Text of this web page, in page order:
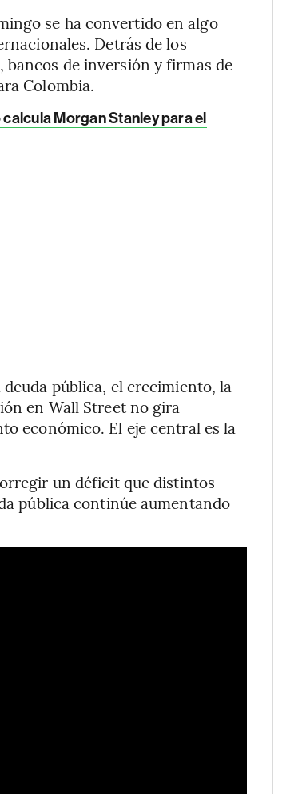
se ha convertido en algo
Detrás de los
bancos de inversión y firmas de
Colombia.
Morgan Stanley para el
pública, el crecimiento, la
en Wall Street no gira
económico. El eje central es la
un déficit que distintos
pública continúe aumentando